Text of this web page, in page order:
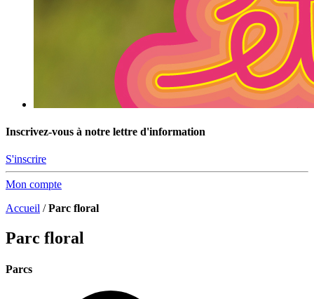
Inscrivez-vous à notre lettre d'information
S'inscrire
Mon compte
Accueil /Parc floral
Parc floral
Parcs